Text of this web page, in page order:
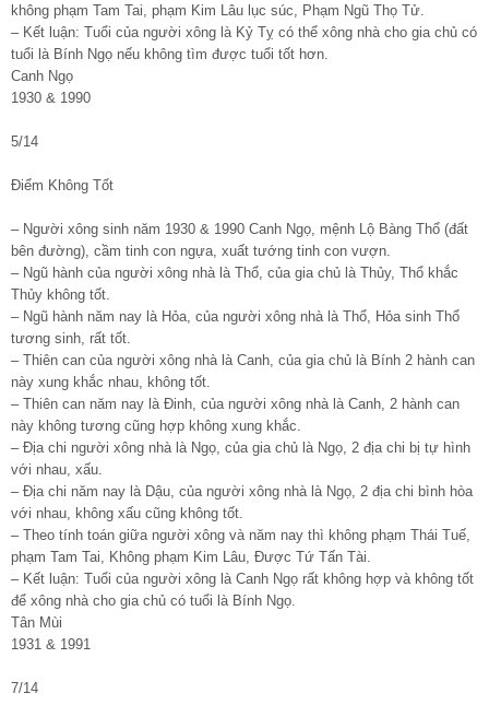
không phạm Tam Tai, phạm Kim Lâu lục súc, Phạm Ngũ Thọ Tử.
– Kết luận: Tuổi của người xông là Kỷ Tỵ có thể xông nhà cho gia chủ có
tuổi là Bính Ngọ nếu không tìm được tuổi tốt hơn.
Canh Ngọ
1930 & 1990
5/14
Điểm Không Tốt
– Người xông sinh năm 1930 & 1990 Canh Ngọ, mệnh Lộ Bàng Thổ (đất
bên đường), cầm tinh con ngựa, xuất tướng tinh con vượn.
– Ngũ hành của người xông nhà là Thổ, của gia chủ là Thủy, Thổ khắc
Thủy không tốt.
– Ngũ hành năm nay là Hỏa, của người xông nhà là Thổ, Hỏa sinh Thổ
tương sinh, rất tốt.
– Thiên can của người xông nhà là Canh, của gia chủ là Bính 2 hành can
này xung khắc nhau, không tốt.
– Thiên can năm nay là Đinh, của người xông nhà là Canh, 2 hành can
này không tương cũng hợp không xung khắc.
– Địa chi người xông nhà là Ngọ, của gia chủ là Ngọ, 2 địa chi bị tự hình
với nhau, xấu.
– Địa chi năm nay là Dậu, của người xông nhà là Ngọ, 2 địa chi bình hòa
với nhau, không xấu cũng không tốt.
– Theo tính toán giữa người xông và năm nay thì không phạm Thái Tuế,
phạm Tam Tai, Không phạm Kim Lâu, Được Tứ Tấn Tài.
– Kết luận: Tuổi của người xông là Canh Ngọ rất không hợp và không tốt
để xông nhà cho gia chủ có tuổi là Bính Ngọ.
Tân Mùi
1931 & 1991
7/14